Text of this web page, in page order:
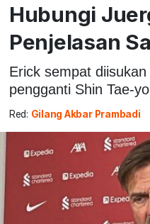
Hubungi
Penjelasan
Erick sempat
pengganti Shin Tae-
Red: Gilang Akbar Prambadi